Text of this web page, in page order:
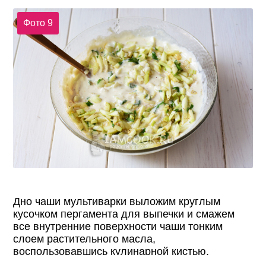
Фото 9
Дно чаши мультиварки выложим круглым
кусочком пергамента для выпечки и смажем
все внутренние поверхности чаши тонким
слоем растительного масла,
воспользовавшись кулинарной кистью.